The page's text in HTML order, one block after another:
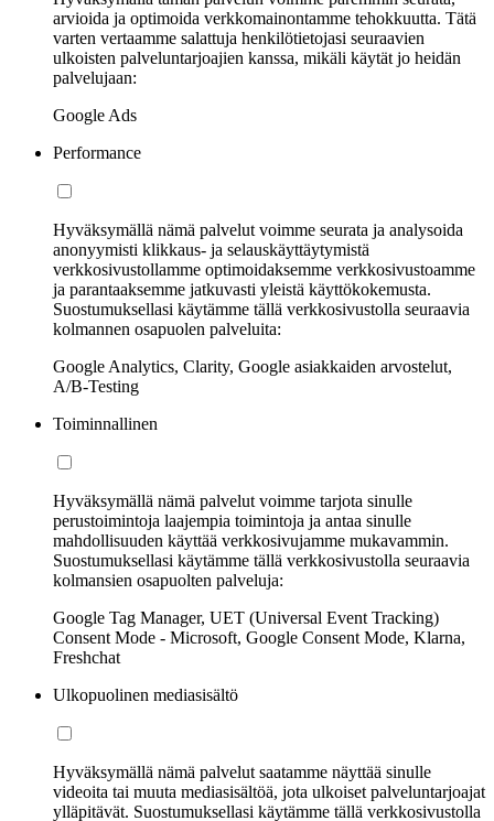
arvioida ja optimoida verkkomainontamme tehokkuutta. Tätä
varten vertaamme salattuja henkilötietojasi seuraavien
ulkoisten palveluntarjoajien kanssa, mikäli käytät jo heidän
palvelujaan:
Google Ads
Performance
Hyväksymällä nämä palvelut voimme seurata ja analysoida
anonyymisti klikkaus- ja selauskäyttäytymistä
verkkosivustollamme optimoidaksemme verkkosivustoamme
ja parantaaksemme jatkuvasti yleistä käyttökokemusta.
Suostumuksellasi käytämme tällä verkkosivustolla seuraavia
kolmannen osapuolen palveluita:
Google Analytics, Clarity, Google asiakkaiden arvostelut,
A/B-Testing
Toiminnallinen
Hyväksymällä nämä palvelut voimme tarjota sinulle
perustoimintoja laajempia toimintoja ja antaa sinulle
mahdollisuuden käyttää verkkosivujamme mukavammin.
Suostumuksellasi käytämme tällä verkkosivustolla seuraavia
kolmansien osapuolten palveluja:
Google Tag Manager, UET (Universal Event Tracking)
Consent Mode - Microsoft, Google Consent Mode, Klarna,
Freshchat
Ulkopuolinen mediasisältö
Hyväksymällä nämä palvelut saatamme näyttää sinulle
videoita tai muuta mediasisältöä, jota ulkoiset palveluntarjoajat
ylläpitävät. Suostumuksellasi käytämme tällä verkkosivustolla